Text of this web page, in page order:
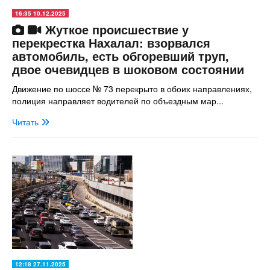
16:35 10.12.2025
Жуткое происшествие у
перекрестка Нахалал: взорвался
автомобиль, есть обгоревший труп,
двое очевидцев в шоковом состоянии
Движение по шоссе № 73 перекрыто в обоих направлениях,
полиция направляет водителей по объездным мар...
Читать
12:18 27.11.2025